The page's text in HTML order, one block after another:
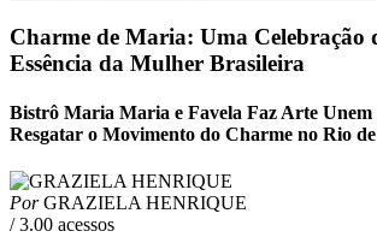
Charme de Maria: Uma Celebração
Essência da Mulher Brasileira
Bistrô Maria Maria e Favela Faz Arte Unem
Resgatar o Movimento do Charme no Rio
PorGRAZIELA HENRIQUE
/ 3.00 acessos